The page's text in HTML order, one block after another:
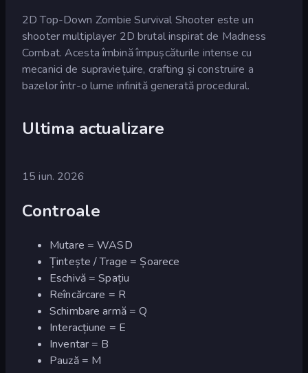
2D Top-Down Zombie Survival Shooter este un
shooter multiplayer 2D brutal inspirat de Madness
Combat. Acesta îmbină împușcăturile intense cu
mecanici de supraviețuire, crafting și construire a
bazelor într-o lume infinită generată procedural.
Ultima actualizare
15 iun. 2026
Controale
Mutare = WASD
Țintește / Trage = Șoarece
Eschivă = Spațiu
Reîncărcare = R
Schimbare armă = Q
Interacțiune = E
Inventar = B
Pauză = M